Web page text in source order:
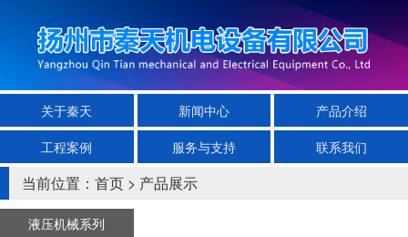
关于秦天 新闻中心
产品介绍
工程案例
服务与支持 联系我们
当前位置： 首页 > 产品展示
液压机械系列